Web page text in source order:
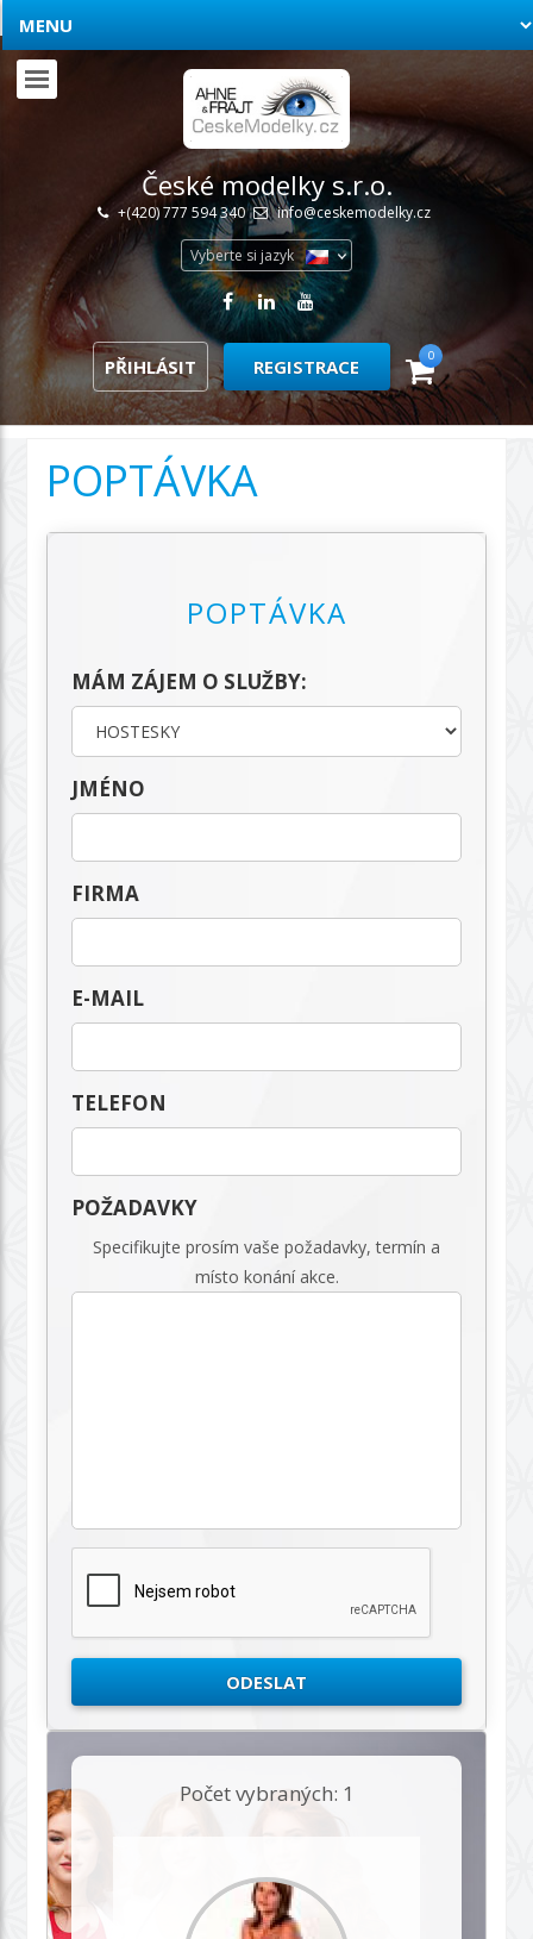
České modelky s.r.o.
+(420) 777 594 340 info@ceskemodelky.cz
Vyberte si jazyk
PŘIHLÁSIT REGISTRACE 0
POPTÁVKA
POPTÁVKA
MÁM ZÁJEM O SLUŽBY:
JMÉNO
FIRMA
E-MAIL
TELEFON
POŽADAVKY
Specifikujte prosím vaše požadavky, termín a
místo konání akce.
Počet vybraných: 1